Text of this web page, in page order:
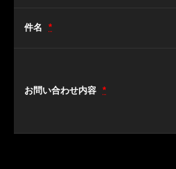
件名 *
お問い合わせ内容 *